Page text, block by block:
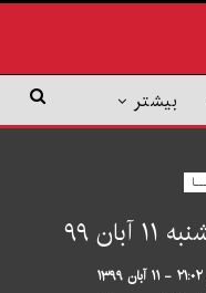
بیشتر
۲۱:۰۲ - ۱۱ آبان ۱۳۹۹